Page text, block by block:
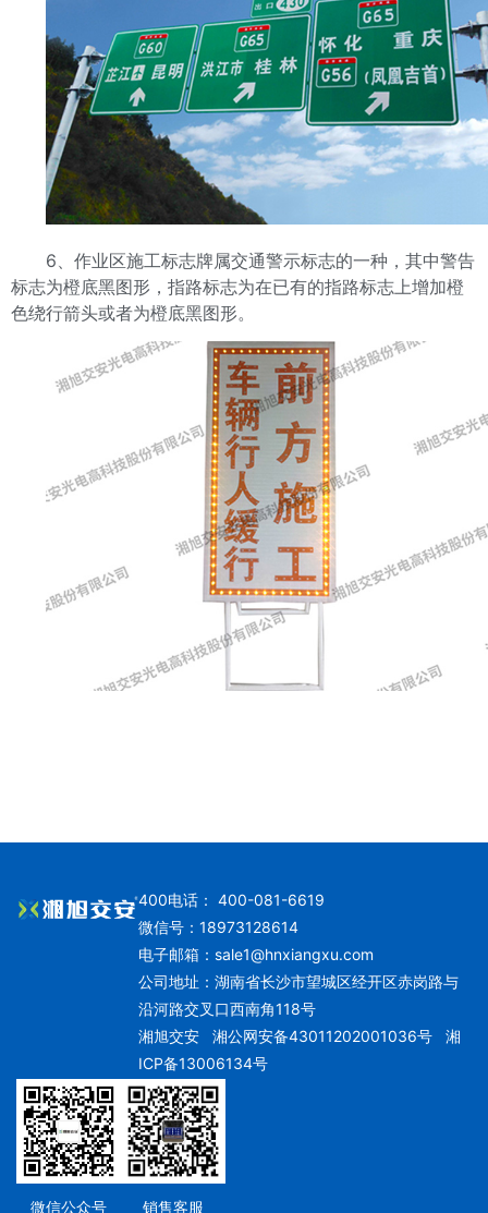
6、作业区施工标志牌属交通警示标志的一种，其中警告
标志为橙底黑图形，指路标志为在已有的指路标志上增加橙
色绕行箭头或者为橙底黑图形。
400电话： 400-081-6619
微信号：18973128614
电子邮箱： sale1@hnxiangxu.com
公司地址：湖南省长沙市望城区经开区赤岗路与
沿河路交叉口西南角118号
湘旭交安湘公网安备43011202001036号
湘
ICP备13006134号
微信公众号 销售客服